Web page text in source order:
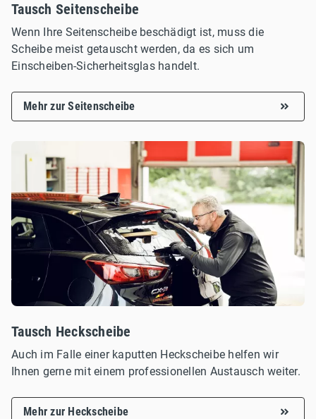
Tausch Seitenscheibe
Wenn Ihre Seitenscheibe beschädigt ist, muss die
Scheibe meist getauscht werden, da es sich um
Einscheiben-Sicherheitsglas handelt.
Mehr zur Seitenscheibe
Tausch Heckscheibe
Auch im Falle einer kaputten Heckscheibe helfen wir
Ihnen gerne mit einem professionellen Austausch weiter.
Mehr zur Heckscheibe